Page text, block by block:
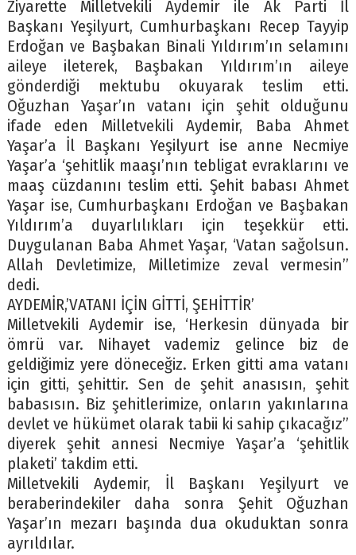
Ziyarette Milletvekili Aydemir ile Ak Parti İl
Başkanı Yeşilyurt, Cumhurbaşkanı Recep Tayyip
Erdoğan ve Başbakan Binali Yıldırım’ın selamını
aileye ileterek, Başbakan Yıldırım’ın aileye
gönderdiği mektubu okuyarak teslim etti.
Oğuzhan Yaşar’ın vatanı için şehit olduğunu
ifade eden Milletvekili Aydemir, Baba Ahmet
Yaşar’a İl Başkanı Yeşilyurt ise anne Necmiye
Yaşar’a ‘şehitlik maaşı’nın tebligat evraklarını ve
maaş cüzdanını teslim etti. Şehit babası Ahmet
Yaşar ise, Cumhurbaşkanı Erdoğan ve Başbakan
Yıldırım’a duyarlılıkları için teşekkür etti.
Duygulanan Baba Ahmet Yaşar, ‘Vatan sağolsun.
Allah Devletimize, Milletimize zeval vermesin’’
dedi.
AYDEMİR,’VATANI İÇİN GİTTİ, ŞEHİTTİR’
Milletvekili Aydemir ise, ‘Herkesin dünyada bir
ömrü var. Nihayet vademiz gelince biz de
geldiğimiz yere döneceğiz. Erken gitti ama vatanı
için gitti, şehittir. Sen de şehit anasısın, şehit
babasısın. Biz şehitlerimize, onların yakınlarına
devlet ve hükümet olarak tabii ki sahip çıkacağız”
diyerek şehit annesi Necmiye Yaşar’a ‘şehitlik
plaketi’ takdim etti.
Milletvekili Aydemir, İl Başkanı Yeşilyurt ve
beraberindekiler daha sonra Şehit Oğuzhan
Yaşar’ın mezarı başında dua okuduktan sonra
ayrıldılar.